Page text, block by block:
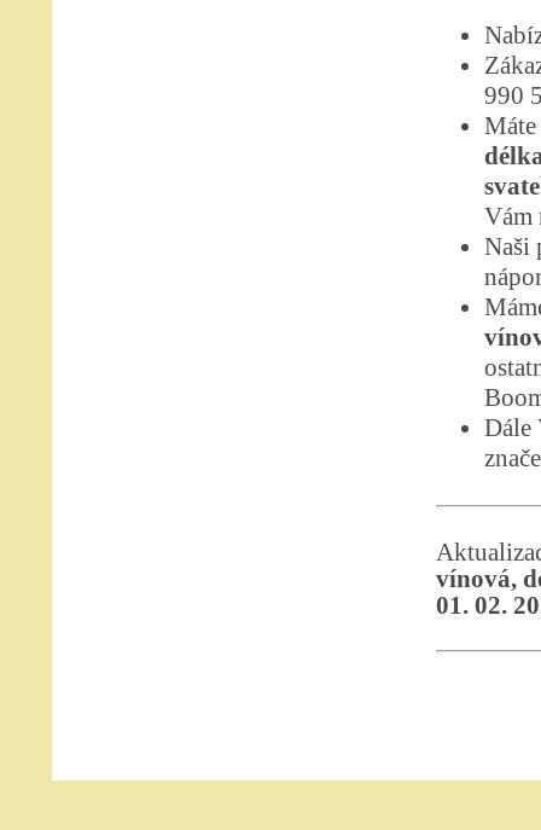
990
Vám
Naši
Dále
vínová,
01. 02.